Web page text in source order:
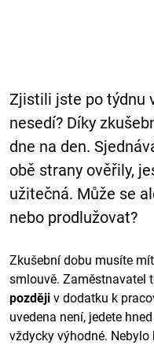
Zjistili jste po týdnu
nesedí? Díky
dne na den.
obě strany ověřily,
užitečná. Může se
nebo prodlužovat?
Zkušební dobu musíte
smlouvě. Zaměstnavatel
později v dodatku k
uvedena není, jedete
vždycky výhodné.